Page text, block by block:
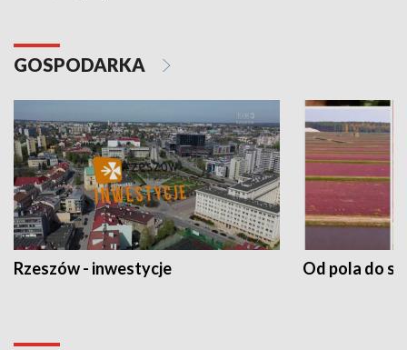
GOSPODARKA
Rzeszów - inwestycje Od pola do